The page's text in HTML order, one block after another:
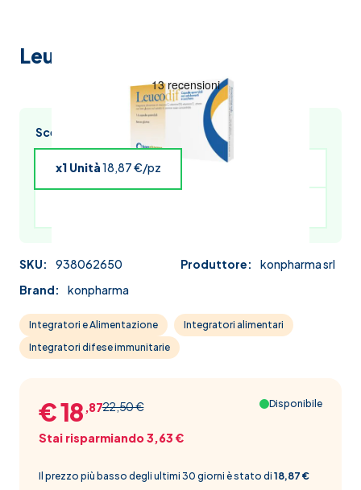
Leucodif 14 capsule spremibili
Scegli l’acquisto multiplo e risparmia
x1 Unità18,87 €/pz x4 Unità
SKU: 938062650 Produttore:
konpharma srl
Brand:
konpharma
Integratori e Alimentazione
Integratori alimentari
Integratori difese immunitarie
22,50 €
€ 18 ,87
Stai risparmiando 3,63 €
Disponibile
Il prezzo più basso degli ultimi 30 giorni è stato di 18,87 €